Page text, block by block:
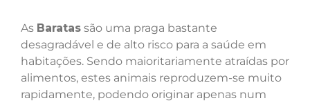
As Baratas são uma praga bastante
desagradável e de alto risco para a saúde em
habitações. Sendo maioritariamente atraídas por
alimentos, estes animais reproduzem-se muito
rapidamente, podendo originar apenas num